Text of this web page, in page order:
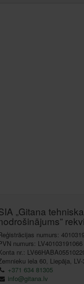
„Gitana
numurs:
numurs: LV40103191066
nr.:
iela 60, Liepāja, LV-
+371 634 81305
info@gitana.lv